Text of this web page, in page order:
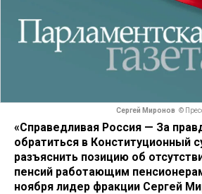
Сергей Миронов ©
«Справедливая Россия — За
обратиться в Конституционный
разъяснить позицию об
пенсий работающим
ноября лидер фракции Сергей